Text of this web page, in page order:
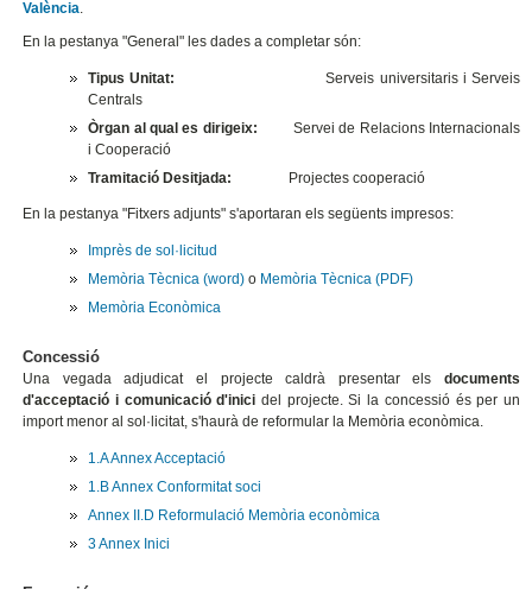
València.
En la pestanya "General" les dades a completar són:
Tipus Unitat:
Serveis universitaris i Serveis
Centrals
Òrgan al qual es dirigeix: Servei de Relacions Internacionals
i Cooperació
Tramitació Desitjada:
Projectes cooperació
En la pestanya "Fitxers adjunts" s'aportaran els següents impresos:
Imprès de sol·licitud
Memòria Tècnica (word) o Memòria Tècnica (PDF)
Memòria Econòmica
Concessió
Una vegada adjudicat el projecte caldrà presentar elsdocuments
d'acceptació i comunicació d'inicidel projecte. Si la concessió és per un
import menor al sol·licitat, s'haurà de reformular la Memòria econòmica.
1.A Annex Acceptació
1.B Annex Conformitat soci
Annex II.D Reformulació Memòria econòmica
3 Annex Inici